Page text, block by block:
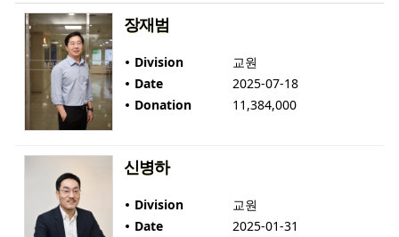
장재범
Division
교원
Date
2025-07-18
Donation
11,384,000
신병하
Division
교원
Date
2025-01-31